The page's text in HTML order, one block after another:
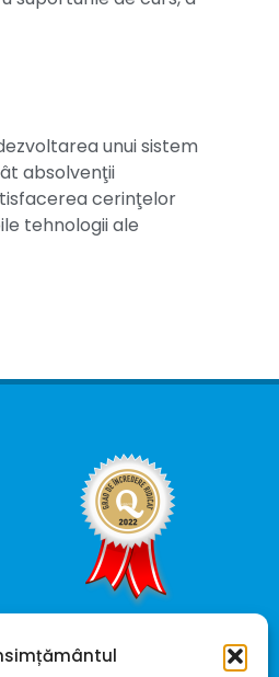
unui sistem
absolvenţii
cerinţelor
tehnologii ale